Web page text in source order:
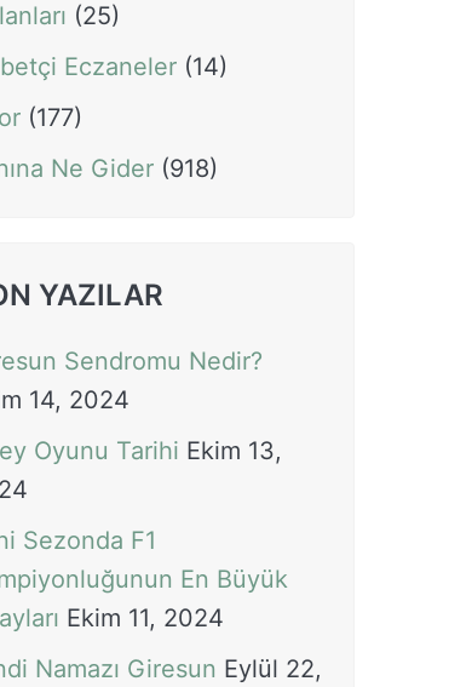
(25)
Eczaneler (14)
(177)
Ne Gider (918)
YAZILAR
Sendromu Nedir?
14, 2024
Oyunu Tarihi Ekim 13,
Sezonda F1
En Büyük
Ekim 11, 2024
Namazı Giresun Eylül 22,